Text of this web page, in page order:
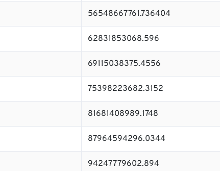
56548667761.736404
62831853068.596
69115038375.4556
75398223682.3152
81681408989.1748
87964594296.0344
94247779602.894